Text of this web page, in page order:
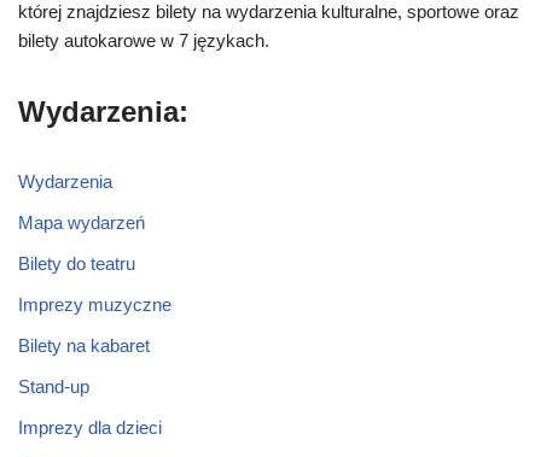
której znajdziesz bilety na wydarzenia kulturalne, sportowe oraz
bilety autokarowe w 7 językach.
Wydarzenia:
Wydarzenia
Mapa wydarzeń
Bilety do teatru
Imprezy muzyczne
Bilety na kabaret
Stand-up
Imprezy dla dzieci